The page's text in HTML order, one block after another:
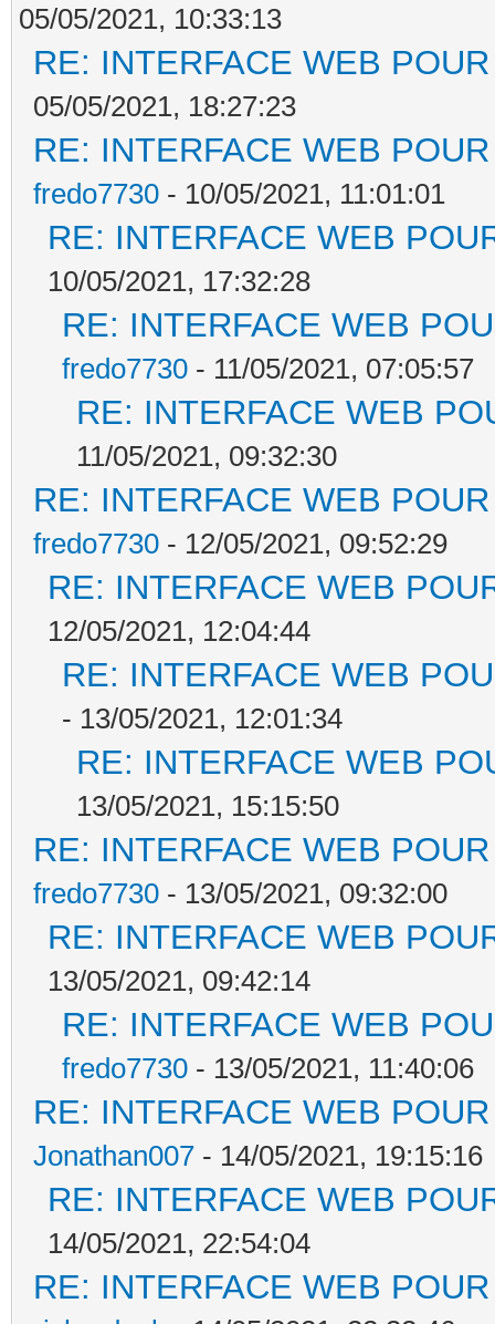
05/05/2021, 10:33:13
RE: INTERFACE WEB
05/05/2021, 18:27:23
RE: INTERFACE WEB
fredo7730 - 10/05/2021, 11:01:01
RE: INTERFACE WEB
10/05/2021, 17:32:28
RE: INTERFACE WEB
fredo7730 - 11/05/2021, 07:05:57
RE: INTERFACE WEB
11/05/2021, 09:32:30
RE: INTERFACE WEB
fredo7730 - 12/05/2021, 09:52:29
RE: INTERFACE WEB
12/05/2021, 12:04:44
RE: INTERFACE WEB
- 13/05/2021, 12:01:34
RE: INTERFACE WEB
13/05/2021, 15:15:50
RE: INTERFACE WEB
fredo7730 - 13/05/2021, 09:32:00
RE: INTERFACE WEB
13/05/2021, 09:42:14
RE: INTERFACE WEB
fredo7730 - 13/05/2021, 11:40:06
RE: INTERFACE WEB
Jonathan007 - 14/05/2021, 19:15:16
RE: INTERFACE WEB
14/05/2021, 22:54:04
RE: INTERFACE WEB